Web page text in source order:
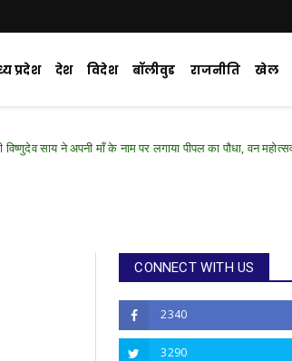
प्रदेश देश विदेश बॉलीवुड राजनीति खेल
के नाम पर लगाया पीपल का पौधा, वन महोत्सव-2026 का हुआ शुभारंभ
CONNECT WITH US
2340
3290